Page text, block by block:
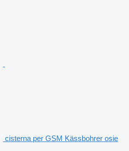
cisterna per GSM Kässbohrer osie